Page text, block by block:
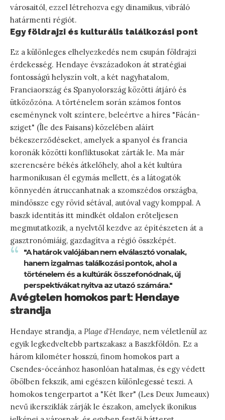
városaitól, ezzel létrehozva egy dinamikus, vibráló
határmenti régiót.
Egy földrajzi és kulturális találkozási pont
Ez a különleges elhelyezkedés nem csupán földrajzi
érdekesség. Hendaye évszázadokon át stratégiai
fontosságú helyszín volt, a két nagyhatalom,
Franciaország és Spanyolország közötti átjáró és
ütközőzóna. A történelem során számos fontos
eseménynek volt színtere, beleértve a híres "Fácán-
sziget" (Île des Faisans) közelében aláírt
békeszerződéseket, amelyek a spanyol és francia
koronák közötti konfliktusokat zárták le. Ma már
szerencsére békés átkelőhely, ahol a két kultúra
harmonikusan él egymás mellett, és a látogatók
könnyedén átruccanhatnak a szomszédos országba,
mindössze egy rövid sétával, autóval vagy komppal. A
baszk identitás itt mindkét oldalon erőteljesen
megmutatkozik, a nyelvtől kezdve az építészeten át a
gasztronómiáig, gazdagítva a régió összképét.
"A határok valójában nem elválasztó vonalak,
hanem izgalmas találkozási pontok, ahol a
történelem és a kultúrák összefonódnak, új
perspektívákat nyitva az utazó számára."
A végtelen homokos part: Hendaye
strandja
Hendaye strandja, a Plage d'Hendaye, nem véletlenül az
egyik legkedveltebb partszakasz a Baszkföldön. Ez a
három kilométer hosszú, finom homokos part a
Csendes-óceánhoz hasonlóan hatalmas, és egy védett
öbölben fekszik, ami egészen különlegessé teszi. A
homokos tengerpartot a "Két Iker" (Les Deux Jumeaux)
nevű ikersziklák zárják le északon, amelyek ikonikus